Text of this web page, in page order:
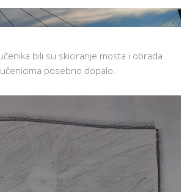
bili su skiciranje mosta i obrada
posebno dopalo.